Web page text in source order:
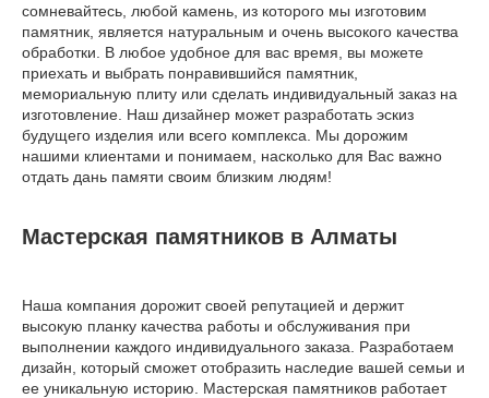
сомневайтесь, любой камень, из которого мы изготовим
памятник, является натуральным и очень высокого качества
обработки. В любое удобное для вас время, вы можете
приехать и выбрать понравившийся памятник,
мемориальную плиту или сделать индивидуальный заказ на
изготовление. Наш дизайнер может разработать эскиз
будущего изделия или всего комплекса. Мы дорожим
нашими клиентами и понимаем, насколько для Вас важно
отдать дань памяти своим близким людям!
Мастерская памятников в Алматы
Наша компания дорожит своей репутацией и держит
высокую планку качества работы и обслуживания при
выполнении каждого индивидуального заказа. Разработаем
дизайн, который сможет отобразить наследие вашей семьи и
ее уникальную историю. Мастерская памятников работает